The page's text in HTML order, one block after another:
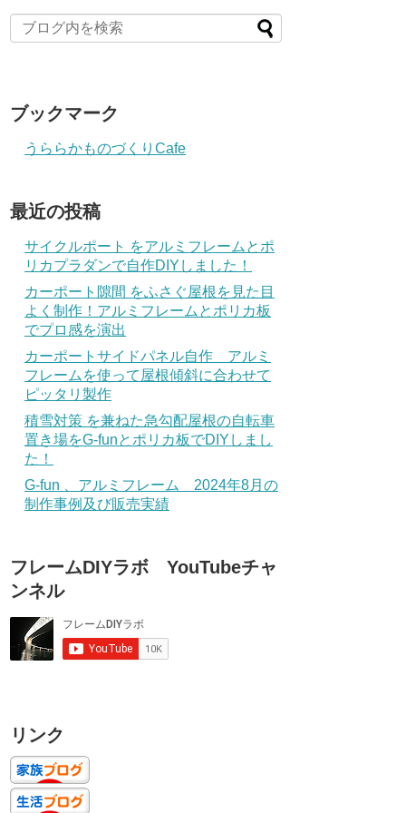
ブックマーク
うららかものづくりCafe
最近の投稿
サイクルポート をアルミフレームとポ
リカプラダンで自作DIYしました！
カーポート隙間 をふさぐ屋根を見た目
よく制作！アルミフレームとポリカ板
でプロ感を演出
カーポートサイドパネル自作 アルミ
フレームを使って屋根傾斜に合わせて
ピッタリ製作
積雪対策 を兼ねた急勾配屋根の自転車
置き場をG-funとポリカ板でDIYしまし
た！
G-fun 、アルミフレーム 2024年8月の
制作事例及び販売実績
フレームDIYラボ YouTubeチャ
ンネル
リンク